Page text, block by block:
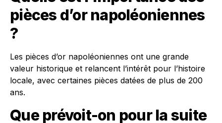
pièces d’or napoléoniennes
?
Les pièces d’or napoléoniennes ont une grande
valeur historique et relancent l’intérêt pour l’histoire
locale, avec certaines pièces datées de plus de 200
ans.
Que prévoit-on pour la suite